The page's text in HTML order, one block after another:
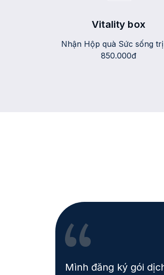
Vitality box
Nhận Hộp quà Sức sống
850.000đ
Mình đăng ký gói